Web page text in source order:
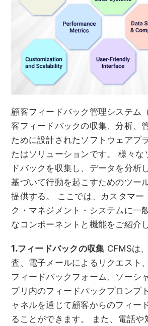
顧客フィードバック管理システム
客フィードバックの収集、分析、
ために設計されたソフトウェアプ
たはソリューションです。 様々な
ドバックを収集し、データを分析
基づいて行動を起こすためのツー
提供する。 ここでは、カスタマー
ク・マネジメント・システムに一
なコンポーネントと機能をご紹介
1.フィードバックの収集 CFMSは
査、電子メールによるリクエスト
フィードバックフォーム、ソーシ
プリ内のフィードバックプロンプ
ャネルを通じて顧客からのフィー
ることができます。 また、電話や